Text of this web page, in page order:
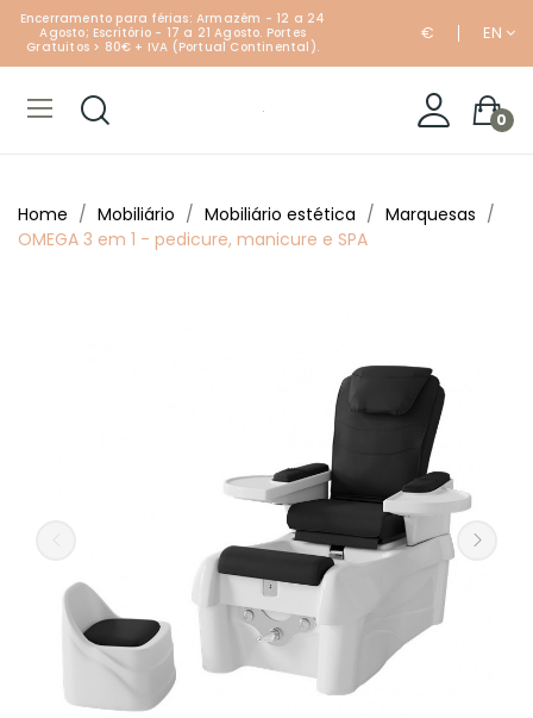
Encerramento para férias: Armazém - 12 a 24
Agosto; Escritório - 17 a 21 Agosto. Portes
Gratuitos > 80€ + IVA (Portual Continental).
€ EN
0
Home Mobiliário Mobiliário estética
Marquesas
OMEGA 3 em 1 - pedicure, manicure e SPA